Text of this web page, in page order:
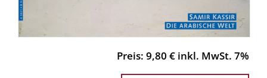
Preis: 9,80 € inkl. MwSt. 7%